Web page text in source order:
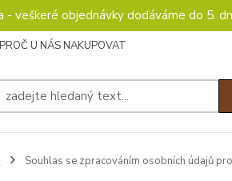
- veškeré objednávky dodáváme do 5.
PROČ U NÁS NAKUPOVAT
Souhlas se zpracováním osobních údajů